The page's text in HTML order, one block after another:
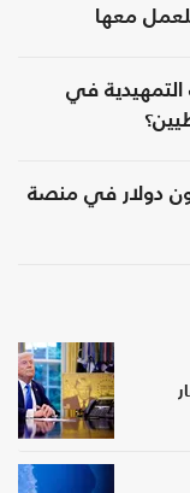
للعمل معها
التمهيدية في
تستثمر 800 مليون دولار في منصة